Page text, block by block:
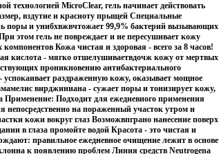
технологией MicroClear, гель начинает действовать
вздутие и красноту прыщей Специальные
поры и унибхвжвчтожает 99,9% бактерий вызывающих
этом гель не повреждает и не пересушивает кожу
Кожа чистая и здоровая - всего за 8 часов!
кислота - мягко отшелушиваетвдочж кожу от мертвых
проникновению антибактериального
раздраженную кожу, оказывает мощное
вирджиниана - сужает поры и тонизирует кожу,
Подходит для ежедневного применения
непосредственно на пораженный участок утром и
кожи вокруг глаз Возможвпграно нанесение поверх
в глаза промойте водой Красота - это чистая и
правильное ежедневное очищение лежит в основе
к появлению проблем Линия средств Neutrogena